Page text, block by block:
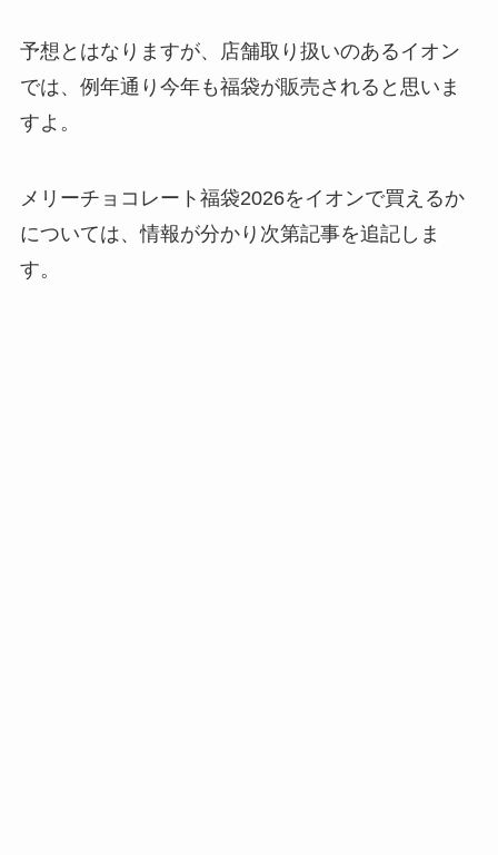
予想とはなりますが、店舗取り扱いのあるイオン
では、例年通り今年も福袋が販売されると思いま
すよ。
メリーチョコレート福袋2026をイオンで買えるか
については、情報が分かり次第記事を追記しま
す。